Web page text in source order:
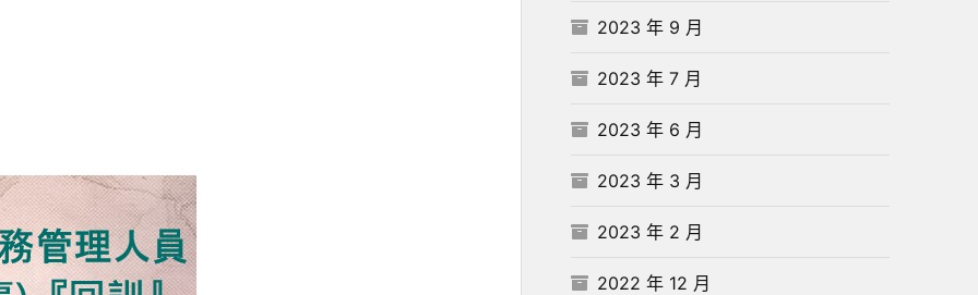
2023 年 9 月
2023 年 7 月
2023 年 6 月
2023 年 3 月
2023 年 2 月
2022 年 12 月